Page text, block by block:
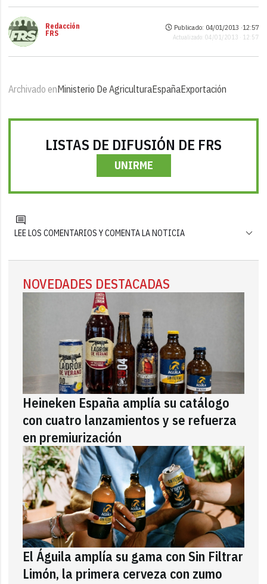
Redacción
FRS
Publicado: 04/01/2013 ·12:57
Actualizado: 04/01/2013 · 12:57
Archivado enMinisterio De AgriculturaEspañaExportación
LISTAS DE DIFUSIÓN DE FRS
UNIRME
LEE LOS COMENTARIOS Y COMENTA LA NOTICIA
NOVEDADES DESTACADAS
Heineken España amplía su catálogo
con cuatro lanzamientos y se refuerza
en premiurización
El Águila amplía su gama con Sin Filtrar
Limón, la primera cerveza con zumo